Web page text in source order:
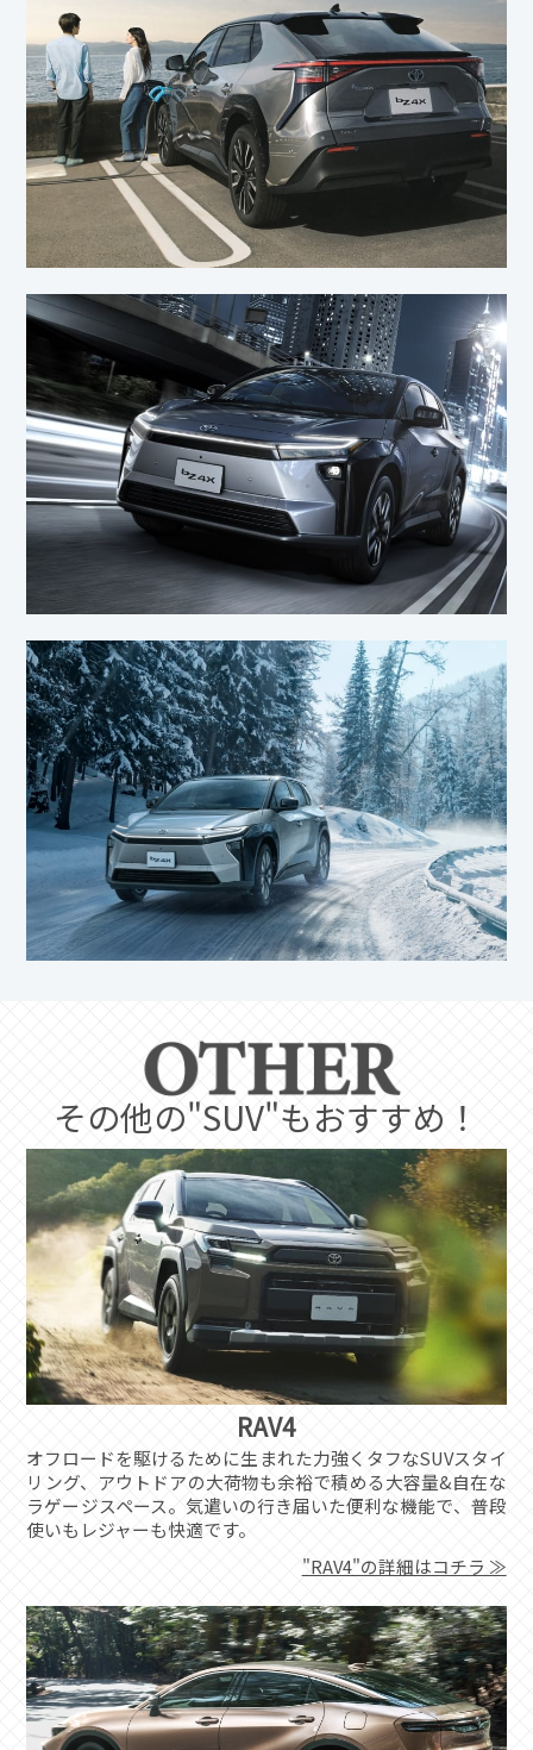
その他の"SUV"もおすすめ！
RAV4
オフロードを駆けるために生まれた力強くタフなSUVスタイ
リング、アウトドアの大荷物も余裕で積める大容量&自在な
ラゲージスペース。気遣いの行き届いた便利な機能で、普段
使いもレジャーも快適です。
"RAV4"の詳細はコチラ ≫